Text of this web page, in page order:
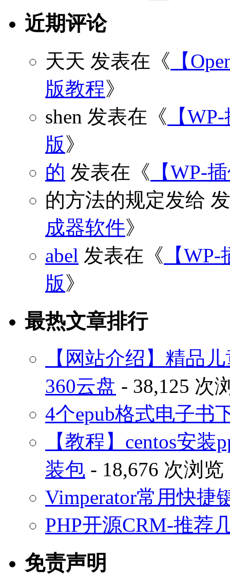
近期评论
天天 发表在《 【
版教程》
shen 发表在《 【
版》
的 发表在《 【WP-
的方法的规定发给
成器软件》
abel 发表在《 【
版》
最热文章排行
【网站介绍】精品
360云盘 - 38,125 次
4个epub格式电子书
【教程】centos安
装包 - 18,676 次浏览
Vimperator常用快捷
PHP开源CRM-推荐
免责声明